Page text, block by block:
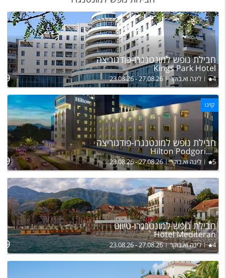
חבילת נופש למונטנגרו-פודגוריצה
Kings Park Hotel
4 לינה וא.בוקר 23.08.26 - 27.08.26
קזינו
חבילת נופש למונטנגרו-פודגוריצה
Hilton Podgorica Crna Gora
5 לינה וא.בוקר 23.08.26 - 27.08.26
חבילת נופש למונטנגרו-טיווט
Hotel Mediteran
4 לינה וא.בוקר 23.08.26 - 27.08.26